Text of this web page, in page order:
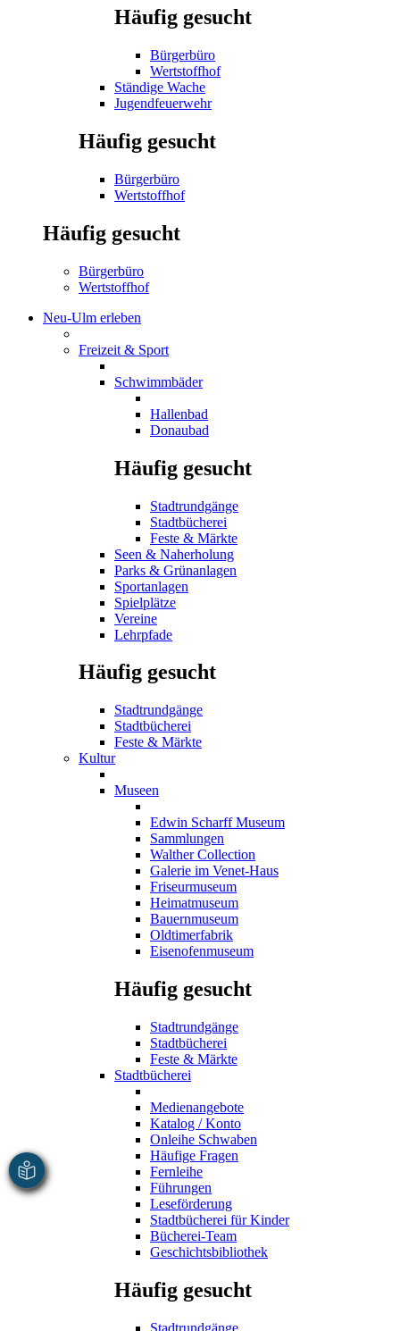
Häufig gesucht
Bürgerbüro
Wertstoffhof
Ständige Wache
Jugendfeuerwehr
Häufig gesucht
Bürgerbüro
Wertstoffhof
Häufig gesucht
Bürgerbüro
Wertstoffhof
Neu-Ulm erleben
Freizeit & Sport
Schwimmbäder
Hallenbad
Donaubad
Häufig gesucht
Stadtrundgänge
Stadtbücherei
Feste & Märkte
Seen & Naherholung
Parks & Grünanlagen
Sportanlagen
Spielplätze
Vereine
Lehrpfade
Häufig gesucht
Stadtrundgänge
Stadtbücherei
Feste & Märkte
Kultur
Museen
Edwin Scharff Museum
Sammlungen
Walther Collection
Galerie im Venet-Haus
Friseurmuseum
Heimatmuseum
Bauernmuseum
Oldtimerfabrik
Eisenofenmuseum
Häufig gesucht
Stadtrundgänge
Stadtbücherei
Feste & Märkte
Stadtbücherei
Medienangebote
Katalog / Konto
Onleihe Schwaben
Häufige Fragen
Fernleihe
Führungen
Leseförderung
Stadtbücherei für Kinder
Bücherei-Team
Geschichtsbibliothek
Häufig gesucht
Stadtrundgänge